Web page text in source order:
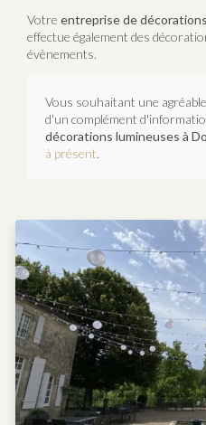
Votre entreprise de
effectue également des
évènements.
Vous souhaitant une
d'un complément
décorations lumineuses à
à présent.